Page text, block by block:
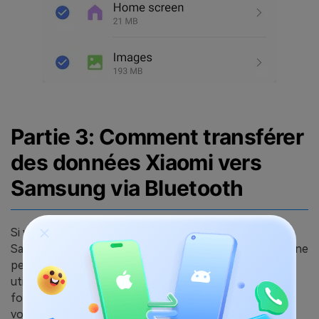
Partie 3: Comment transférer
des données Xiaomi vers
Samsung via Bluetooth
Si vous souhaitez effectuer un transfert Xiaomi vers
Samsung sans fil et vous voulez déplacer seulement une
petite quantité de données, alors pourquoi ne pas
utiliser le Bluetooth. Après tout, c'est une
fonctionnalité intégrée dans les appareils Android et
vous n'avez pas besoin de télécharger un logiciel tiers.